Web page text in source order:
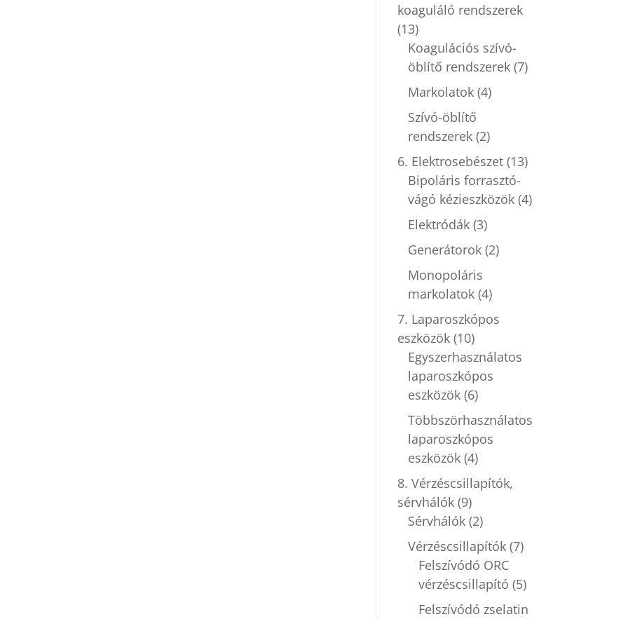
koaguláló rendszerek
(13)
Koagulációs szívó-
öblítő rendszerek (7)
Markolatok (4)
Szívó-öblítő
rendszerek (2)
6. Elektrosebészet (13)
Bipoláris forrasztó-
vágó kézieszközök (4)
Elektródák (3)
Generátorok (2)
Monopoláris
markolatok (4)
7. Laparoszkópos
eszközök (10)
Egyszerhasználatos
laparoszkópos
eszközök (6)
Többszörhasználatos
laparoszkópos
eszközök (4)
8. Vérzéscsillapítók,
sérvhálók (9)
Sérvhálók (2)
Vérzéscsillapítók (7)
Felszívódó ORC
vérzéscsillapító (5)
Felszívódó zselatin